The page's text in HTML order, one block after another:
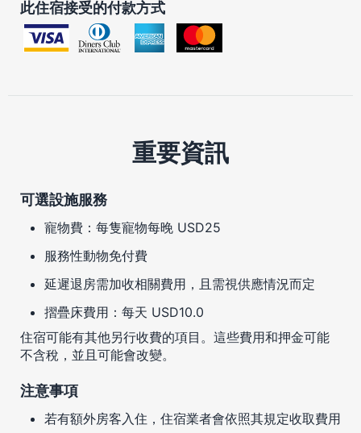
此住宿接受的付款方式
重要資訊
可選設施服務
寵物費：每隻寵物每晚 USD25
服務性動物免付費
延遲退房需加收相關費用，且需視供應情況而定
摺疊床費用：每天 USD10.0
住宿可能有其他另行收費的項目。這些費用和押金可能
不含稅，並且可能會改變。
注意事項
若有額外房客入住，住宿業者會依照其規定收取費用